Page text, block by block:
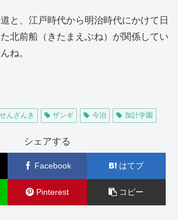
と、江戸時代から明治時代にかけて日
北前船（きたまえぶね）が関係してい
ね。
せんざんき ザンギ 今治 加計学園
シェアする
Facebook はてブ
Pinterest コピー